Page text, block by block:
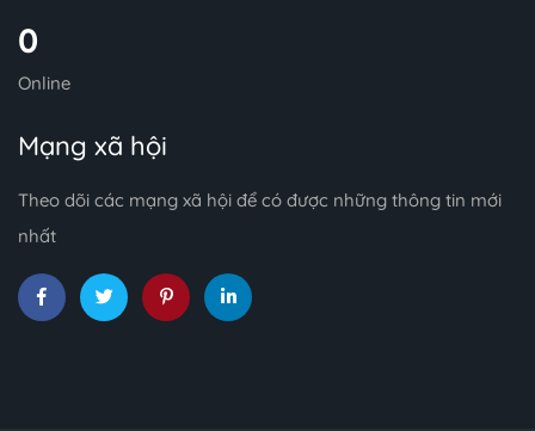
0
Online
Mạng xã hội
Theo dõi các mạng xã hội để có được những thông tin mới
nhất